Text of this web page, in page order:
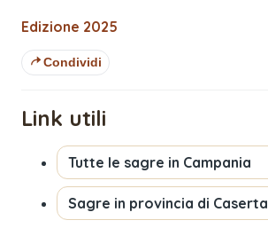
Edizione 2025
Condividi
Link utili
Tutte le sagre in Campania
Sagre in provincia di Caserta